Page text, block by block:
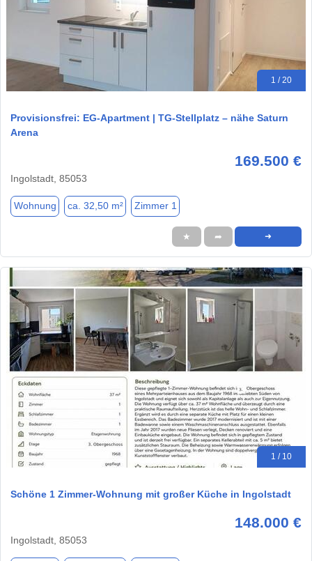
1 / 20
Provisionsfrei: EG-Apartment | TG-Stellplatz – nähe Saturn
Arena
169.500 €
Ingolstadt, 85053
Wohnung ca. 32,50 m² Zimmer 1
★ ➦ ➜
1 / 10
Schöne 1 Zimmer-Wohnung mit großer Küche in Ingolstadt
148.000 €
Ingolstadt, 85053